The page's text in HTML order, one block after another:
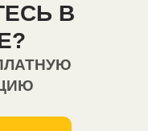
В